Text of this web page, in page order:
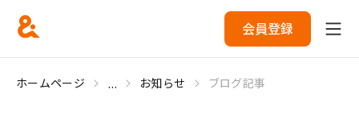
会員登録
ホームページ ... お知らせ ブログ記事